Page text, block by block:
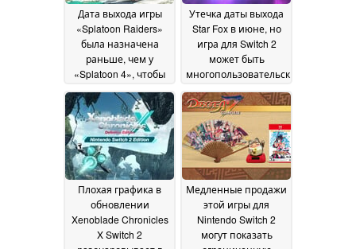
Дата выхода игры
«Splatoon Raiders»
была назначена
раньше, чем у
«Splatoon 4», чтобы
использовать
технические
возможности
консоли Switch 2
22
July 2026
Утечка даты выхода
Star Fox в июне, но
игра для Switch 2
может быть
многопользовательским
27 April
2026
Плохая графика в
обновлении
Xenoblade Chronicles
X Switch 2
Медленные продажи
этой игры для
Nintendo Switch 2
могут показать